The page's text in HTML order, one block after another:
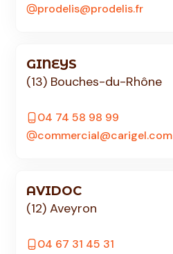
prodelis@prodelis.fr
GINEYS
(13) Bouches-du-Rhône
04 74 58 98 99
commercial@carigel.com
AVIDOC
(12) Aveyron
04 67 31 45 31